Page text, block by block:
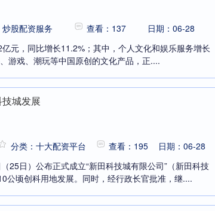
股配资服务 查看：137
日期：06-28
元，同比增长11.2%；其中，个人文化和娱乐服务增长
游戏、潮玩等中国原创的文化产品，正....
城发展
分类：十大配资平台 查看：195
日期：06-28
25日）公布正式成立“新田科技城有限公司”（新田科技
公顷创科用地发展。同时，经行政长官批准，继....